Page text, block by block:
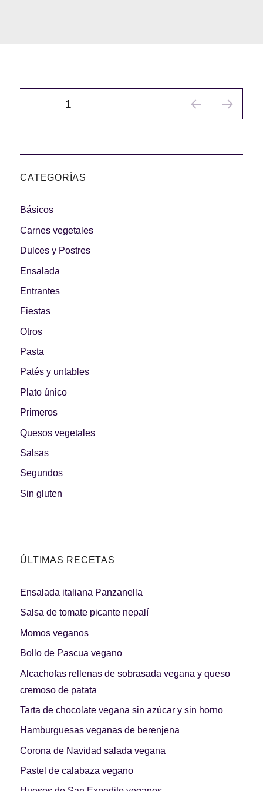
PÁGINA1
CATEGORÍAS
Básicos
Carnes vegetales
Dulces y Postres
Ensalada
Entrantes
Fiestas
Otros
Pasta
Patés y untables
Plato único
Primeros
Quesos vegetales
Salsas
Segundos
Sin gluten
ÚLTIMAS RECETAS
Ensalada italiana Panzanella
Salsa de tomate picante nepalí
Momos veganos
Bollo de Pascua vegano
Alcachofas rellenas de sobrasada vegana y queso
cremoso de patata
Tarta de chocolate vegana sin azúcar y sin horno
Hamburguesas veganas de berenjena
Corona de Navidad salada vegana
Pastel de calabaza vegano